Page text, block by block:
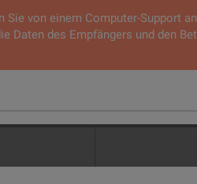
von einem Computer-Support
Daten des Empfängers und den